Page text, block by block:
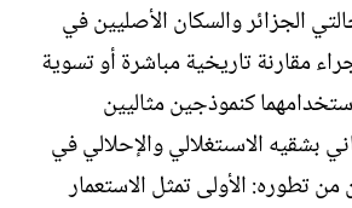
الجزائر والسكان الأصليين في
مقارنة تاريخية مباشرة أو تسوية
كنموذجين مثاليين
بشقيه الاسىتغلالي والإحلالي في
تطوره: الأولى تمثل الاستعمار